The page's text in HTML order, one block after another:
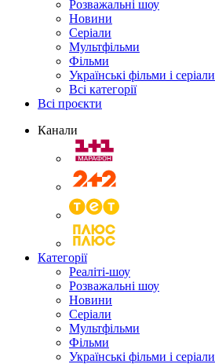
Розважальні шоу
Новини
Серіали
Мультфільми
Фільми
Українські фільми і серіали
Всі категорії
Всі проєкти
Канали
Категорії
Реаліті-шоу
Розважальні шоу
Новини
Серіали
Мультфільми
Фільми
Українські фільми і серіали